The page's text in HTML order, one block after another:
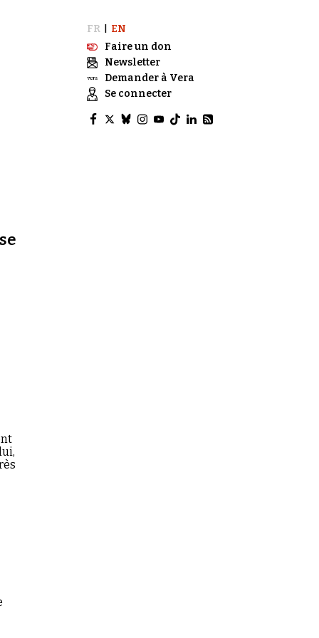
FR
EN
Faire un don
Newsletter
Demander à Vera
Se connecter